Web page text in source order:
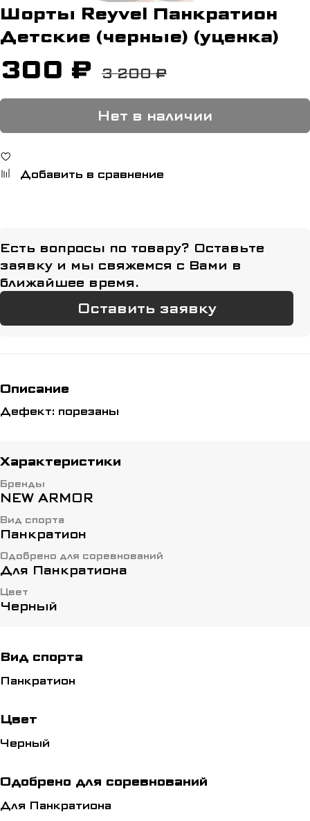
Шорты Reyvel Панкратион
Детские (черные) (уценка)
300 ₽ 3 200 ₽
Нет в наличии
Добавить в сравнение
Есть вопросы по товару? Оставьте
заявку и мы свяжемся с Вами в
ближайшее время.
Оставить заявку
Описание
Дефект: порезаны
Характеристики
Бренды
NEW ARMOR
Вид спорта
Панкратион
Одобрено для соревнований
Для Панкратиона
Цвет
Черный
Вид спорта
Панкратион
Цвет
Черный
Одобрено для соревнований
Для Панкратиона